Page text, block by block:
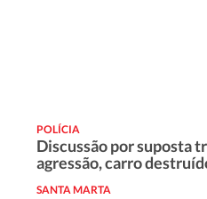
POLÍCIA
Discussão por suposta
agressão, carro
SANTA MARTA